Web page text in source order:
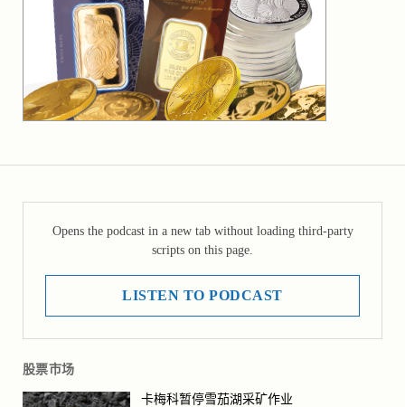
Opens the podcast in a new tab without loading third-party
scripts on this page.
LISTEN TO PODCAST
股票市场
卡梅科暂停雪茄湖采矿作业